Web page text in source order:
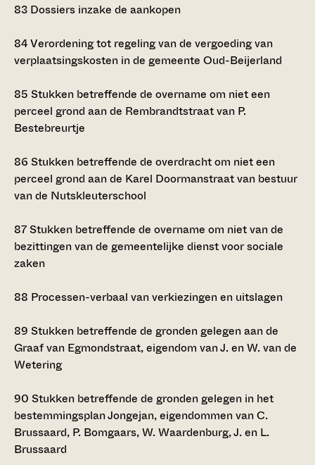
83 Dossiers inzake de aankopen
84Verordening tot regeling van de vergoeding van
verplaatsingskosten in de gemeente Oud-Beijerland
85 Stukken betreffende de overname om niet een
perceel grond aan de Rembrandtstraat van P.
Bestebreurtje
86 Stukken betreffende de overdracht om niet een
perceel grond aan de Karel Doormanstraat van bestuur
van de Nutskleuterschool
87Stukken betreffende de overname om niet van de
bezittingen van de gemeentelijke dienst voor sociale
zaken
88 Processen-verbaal van verkiezingen en uitslagen
89 Stukken betreffende de gronden gelegen aan de
Graaf van Egmondstraat, eigendom van J. en W. van de
Wetering
90 Stukken betreffende de gronden gelegen in het
bestemmingsplan Jongejan, eigendommen van C.
Brussaard, P. Bomgaars, W. Waardenburg, J. en L.
Brussaard